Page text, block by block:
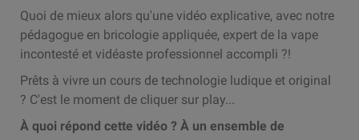
Quoi de mieux alors qu'une vidéo explicative, avec notre
pédagogue en bricologie appliquée, expert de la vape
incontesté et vidéaste professionnel accompli ?!
Prêts à vivre un cours de technologie ludique et original
? C'est le moment de cliquer sur play...
À quoi répond cette vidéo ? À un ensemble de